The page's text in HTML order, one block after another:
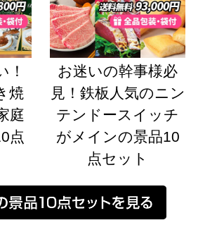
！
焼
庭
点
お迷いの幹事様必
見！鉄板人気のニン
テンドースイッチ
がメインの景品10
点セット